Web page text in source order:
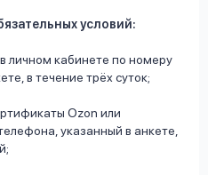
условий:
личном кабинете по номеру
в течение трёх суток;
Ozon или
указанный в анкете,